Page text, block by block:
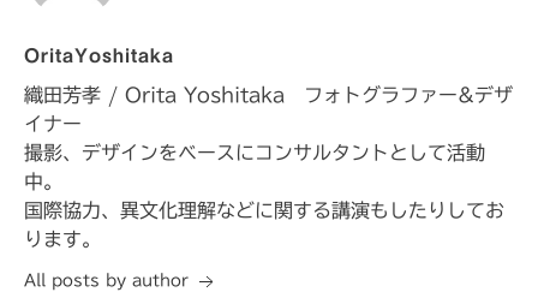
OritaYoshitaka
織田芳孝 / Orita Yoshitaka フォトグラファー&デザ
イナー
撮影、デザインをベースにコンサルタントとして活動
中。
国際協力、異文化理解などに関する講演もしたりしてお
ります。
All posts by author